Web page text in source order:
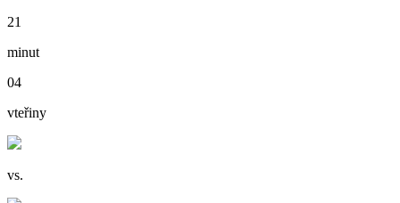
21
minut
04
vteřiny
vs.